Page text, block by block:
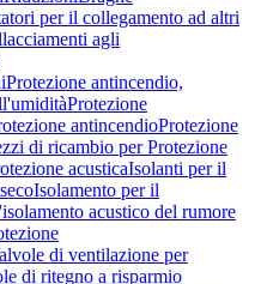
per il collegamento ad altri
agli
Protezione antincendio,
Protezione
antincendioProtezione
di ricambio per Protezione
acusticaIsolanti per il
Isolamento per il
acustico del rumore
di ventilazione per
di ritegno a risparmio